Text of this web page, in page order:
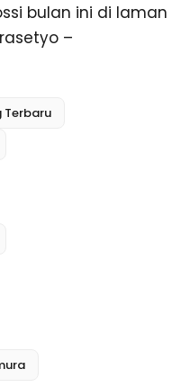
bulan ini di laman
–
Terbaru